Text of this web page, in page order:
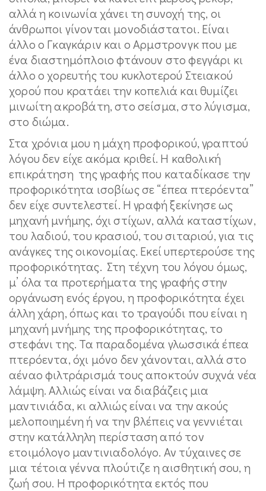
αλλά η κοινωνία χάνει τη συνοχή της, οι
άνθρωποι γίνονται μονοδιάστατοι. Είναι
άλλο ο Γκαγκάριν και ο Αρμστρονγκ που με
ένα διαστημόπλοιο φτάνουν στο φεγγάρι κι
άλλο ο χορευτής του κυκλοτερού Στειακού
χορού που κρατάει την κοπελιά και θυμίζει
μινωίτη ακροβάτη, στο σείσμα, στο λύγισμα,
στο διώμα.
Στα χρόνια μου η μάχη προφορικού, γραπτού
λόγου δεν είχε ακόμα κριθεί. Η καθολική
επικράτηση της γραφής που καταδίκασε την
προφορικότητα ισοβίως σε “έπεα πτερόεντα”
δεν είχε συντελεστεί. Η γραφή ξεκίνησε ως
μηχανή μνήμης, όχι στίχων, αλλά καταστίχων,
του λαδιού, του κρασιού, του σιταριού, για τις
ανάγκες της οικονομίας. Εκεί υπερτερούσε της
προφορικότητας. Στη τέχνη του λόγου όμως,
μ’ όλα τα προτερήματα της γραφής στην
οργάνωση ενός έργου, η προφορικότητα έχει
άλλη χάρη, όπως και το τραγούδι που είναι η
μηχανή μνήμης της προφορικότητας, το
στεφάνι της. Τα παραδομένα γλωσσικά έπεα
πτερόεντα, όχι μόνο δεν χάνονται, αλλά στο
αέναο φιλτράρισμά τους αποκτούν συχνά νέα
λάμψη. Αλλιώς είναι να διαβάζεις μια
μαντινιάδα, κι αλλιώς είναι να την ακούς
μελοποιημένη ή να την βλέπεις να γεννιέται
στην κατάλληλη περίσταση από τον
ετοιμόλογο μαντινιαδολόγο. Αν τύχαινες σε
μια τέτοια γέννα πλούτιζε η αισθητική σου, η
ζωή σου. Η προφορικότητα εκτός που